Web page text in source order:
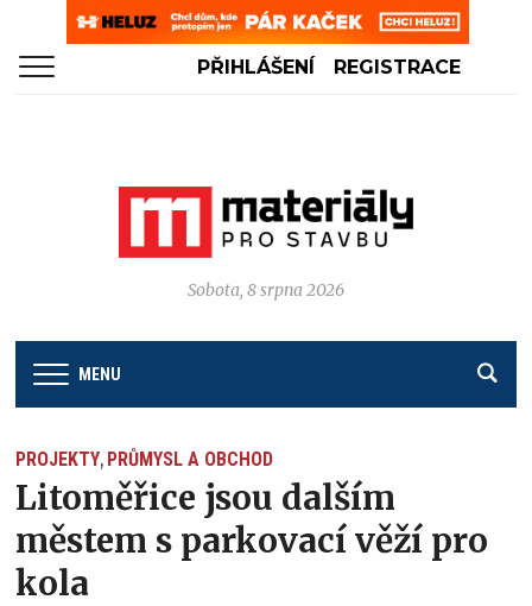
PŘIHLÁŠENÍ REGISTRACE
Sobota, 8 srpna 2026
MENU
PROJEKTY, PRŮMYSL A OBCHOD
Litoměřice jsou dalším
městem s parkovací věží pro
kola